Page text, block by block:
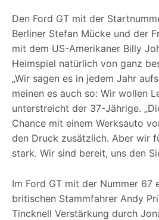
Den Ford GT mit der
Berliner Stefan Mücke und der
mit dem US-Amerikaner Billy
Heimspiel natürlich von ganz
„Wir sagen es in jedem Jahr
meinen es auch so: Wir wollen
unterstreicht der 37-Jährige.
Chance mit einem Werksauto
den Druck zusätzlich. Aber wir
stark. Wir sind bereit, uns den
Im Ford GT mit der Nummer 67
britischen Stammfahrer Andy
Tincknell Verstärkung durch